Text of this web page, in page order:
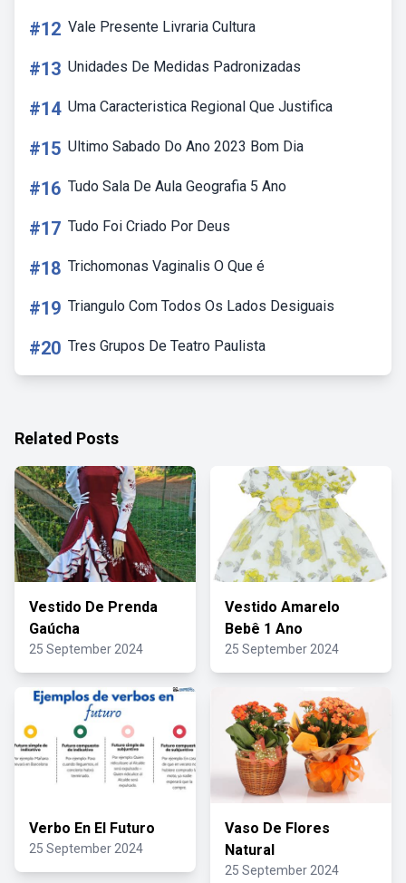
#12 Vale Presente Livraria Cultura
#13 Unidades De Medidas Padronizadas
#14 Uma Caracteristica Regional Que Justifica
#15 Ultimo Sabado Do Ano 2023 Bom Dia
#16 Tudo Sala De Aula Geografia 5 Ano
#17 Tudo Foi Criado Por Deus
#18 Trichomonas Vaginalis O Que é
#19 Triangulo Com Todos Os Lados Desiguais
#20 Tres Grupos De Teatro Paulista
Related Posts
Vestido De Prenda
Gaúcha
25 September 2024
Vestido Amarelo
Bebê 1 Ano
25 September 2024
Verbo En El Futuro
25 September 2024
Vaso De Flores
Natural
25 September 2024